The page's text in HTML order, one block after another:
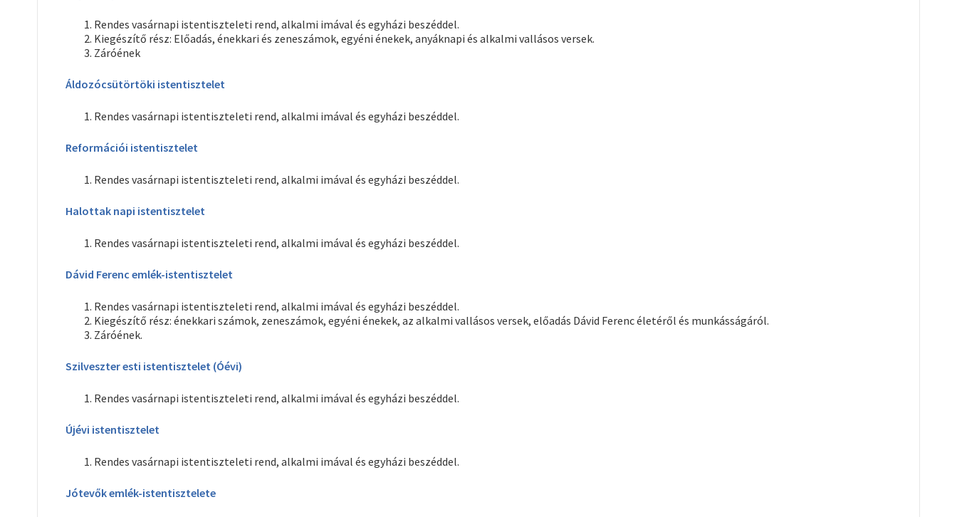
Rendes vasárnapi istentiszteleti rend, alkalmi imával és egyházi beszéddel.
Kiegészítő rész: Előadás, énekkari és zeneszámok, egyéni énekek, anyáknapi és alkalmi vallásos versek.
Záróének
Áldozócsütörtöki istentisztelet
Rendes vasárnapi istentiszteleti rend, alkalmi imával és egyházi beszéddel.
Reformációi istentisztelet
Rendes vasárnapi istentiszteleti rend, alkalmi imával és egyházi beszéddel.
Halottak napi istentisztelet
Rendes vasárnapi istentiszteleti rend, alkalmi imával és egyházi beszéddel.
Dávid Ferenc emlék-istentisztelet
Rendes vasárnapi istentiszteleti rend, alkalmi imával és egyházi beszéddel.
Kiegészítő rész: énekkari számok, zeneszámok, egyéni énekek, az alkalmi vallásos versek, előadás Dávid Ferenc életéről és munkásságáról.
Záróének.
Szilveszter esti istentisztelet (Óévi)
Rendes vasárnapi istentiszteleti rend, alkalmi imával és egyházi beszéddel.
Újévi istentisztelet
Rendes vasárnapi istentiszteleti rend, alkalmi imával és egyházi beszéddel.
Jótevők emlék-istentisztelete